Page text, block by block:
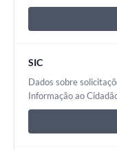
SIC
Dados sobre
Informação ao